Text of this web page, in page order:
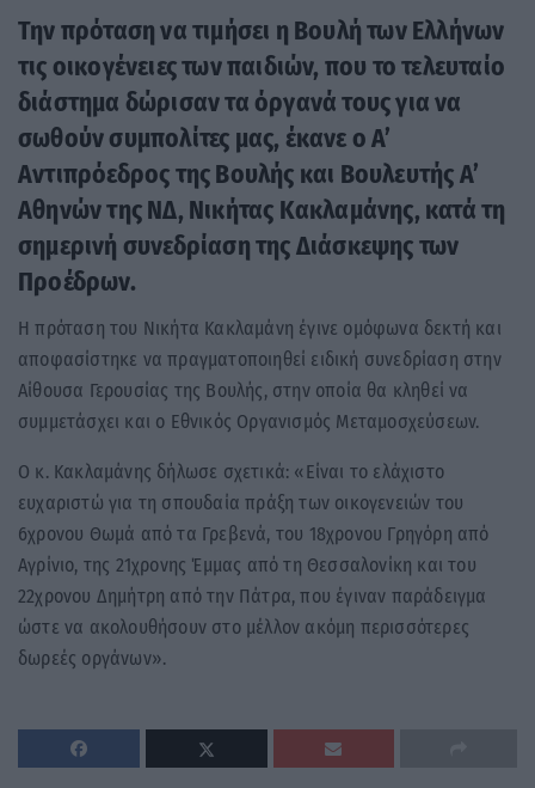
Την πρόταση να τιμήσει η Βουλή των Ελλήνων
τις οικογένειες των παιδιών, που το τελευταίο
διάστημα δώρισαν τα όργανά τους για να
σωθούν συμπολίτες μας, έκανε ο Α’
Αντιπρόεδρος της Βουλής και Βουλευτής Α’
Αθηνών της ΝΔ, Νικήτας Κακλαμάνης, κατά τη
σημερινή συνεδρίαση της Διάσκεψης των
Προέδρων.
Η πρόταση του Νικήτα Κακλαμάνη έγινε ομόφωνα δεκτή και
αποφασίστηκε να πραγματοποιηθεί ειδική συνεδρίαση στην
Αίθουσα Γερουσίας της Βουλής, στην οποία θα κληθεί να
συμμετάσχει και ο Εθνικός Οργανισμός Μεταμοσχεύσεων.
Ο κ. Κακλαμάνης δήλωσε σχετικά: «Είναι το ελάχιστο
ευχαριστώ για τη σπουδαία πράξη των οικογενειών του
6χρονου Θωμά από τα Γρεβενά, του 18χρονου Γρηγόρη από
Αγρίνιο, της 21χρονης Έμμας από τη Θεσσαλονίκη και του
22χρονου Δημήτρη από την Πάτρα, που έγιναν παράδειγμα
ώστε να ακολουθήσουν στο μέλλον ακόμη περισσότερες
δωρεές οργάνων».